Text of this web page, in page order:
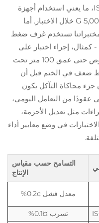
مقاومة الصدمات، نتبع المعيار ISO 1413، ما يعني استخدام أجهزة
اصطدام بندولية تُنتج قوة تبلغ حوالي 5,000 G خلال الاختبار. أما
تستخدم غرف ضغط
كمثال، إجراء اختبار على
عمق 125 مترًا للساعات المصممة للغوص حتى عمق 100 متر تحت
ضعف في الختم قبل أن
محاكاة التآكل يكون
عقودًا من التعامل اليومي،
تكرار لإجراءات مثل تعديل الأحزمة،
في وضع معايير أداء
التسامح حسب مقياس
الإنتاج
معدل فشل ¢0.2%
تسرب ¤0.1%